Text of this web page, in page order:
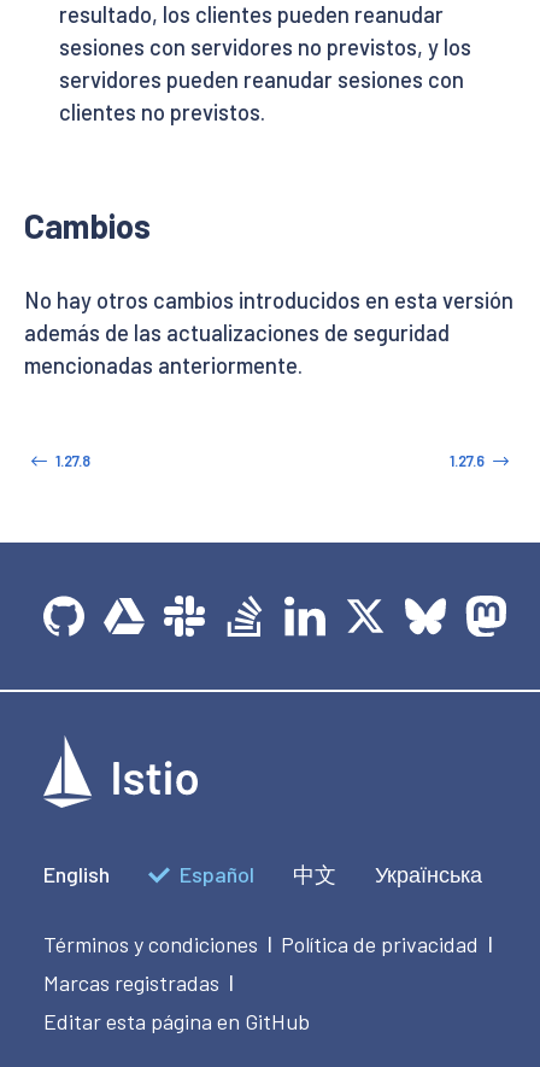
resultado, los clientes pueden reanudar
sesiones con servidores no previstos, y los
servidores pueden reanudar sesiones con
clientes no previstos.
Cambios
No hay otros cambios introducidos en esta versión
además de las actualizaciones de seguridad
mencionadas anteriormente.
1.27.8 1.27.6
English Español 中文 Українська
Términos y condiciones | Política de privacidad |
Marcas registradas |
Editar esta página en GitHub